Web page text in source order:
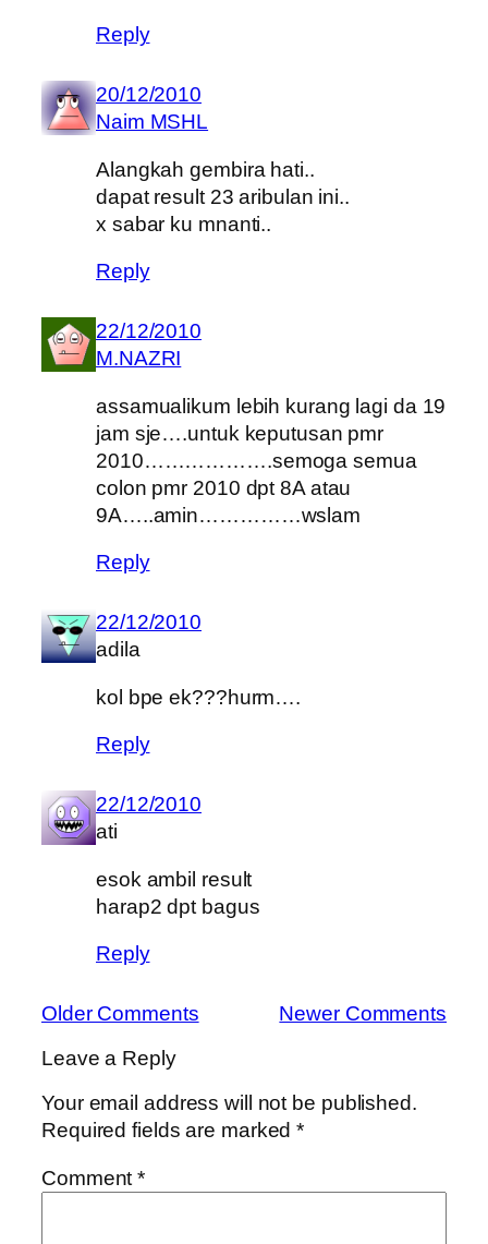
Reply
20/12/2010
Naim MSHL
Alangkah gembira hati..
dapat result 23 aribulan ini..
x sabar ku mnanti..
Reply
22/12/2010
M.NAZRI
assamualikum lebih kurang lagi da 19
jam sje….untuk keputusan pmr
2010……………….semoga semua
colon pmr 2010 dpt 8A atau
9A…..amin……………wslam
Reply
22/12/2010
adila
kol bpe ek???hurm….
Reply
22/12/2010
ati
esok ambil result
harap2 dpt bagus
Reply
Older Comments
Newer Comments
Leave a Reply
Your email address will not be published.
Required fields are marked*
Comment*